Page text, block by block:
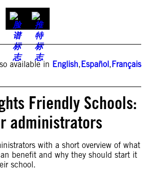
available in English,Español,Français
Friendly Schools:
administrators
with a short overview of what
benefit and why they should start it
school.